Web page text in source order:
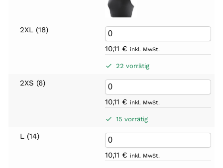
2XL (18)
10,11 € inkl. MwSt.
22 vorrätig
2XS (6)
10,11 € inkl. MwSt.
15 vorrätig
L (14)
10,11 € inkl. MwSt.